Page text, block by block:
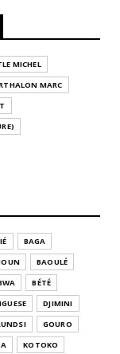
MICHEL
MARC
BAGA
BAOULÉ
BÉTÉ
DJIMINI
GOURO
KOTOKO